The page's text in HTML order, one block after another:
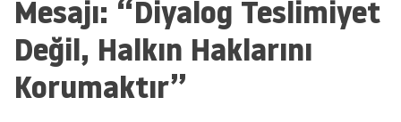
Mesajı: “Diyalog Teslimiyet
Değil, Halkın Haklarını
Korumaktır”